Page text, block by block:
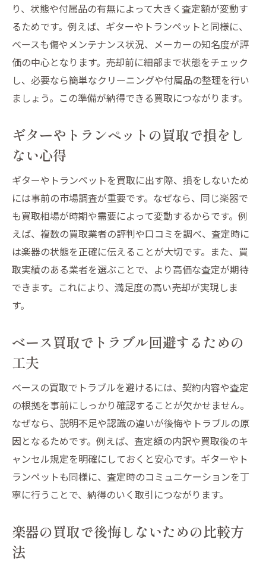
り、状態や付属品の有無によって大きく査定額が変動す
るためです。例えば、ギターやトランペットと同様に、
ベースも傷やメンテナンス状況、メーカーの知名度が評
価の中心となります。売却前に細部まで状態をチェック
し、必要なら簡単なクリーニングや付属品の整理を行い
ましょう。この準備が納得できる買取につながります。
ギターやトランペットの買取で損をし
ない心得
ギターやトランペットを買取に出す際、損をしないため
には事前の市場調査が重要です。なぜなら、同じ楽器で
も買取相場が時期や需要によって変動するからです。例
えば、複数の買取業者の評判や口コミを調べ、査定時に
は楽器の状態を正確に伝えることが大切です。また、買
取実績のある業者を選ぶことで、より高価な査定が期待
できます。これにより、満足度の高い売却が実現しま
す。
ベース買取でトラブル回避するための
工夫
ベースの買取でトラブルを避けるには、契約内容や査定
の根拠を事前にしっかり確認することが欠かせません。
なぜなら、説明不足や認識の違いが後悔やトラブルの原
因となるためです。例えば、査定額の内訳や買取後のキ
ャンセル規定を明確にしておくと安心です。ギターやト
ランペットも同様に、査定時のコミュニケーションを丁
寧に行うことで、納得のいく取引につながります。
楽器の買取で後悔しないための比較方
法